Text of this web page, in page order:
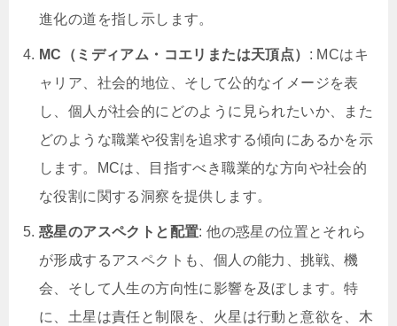
進化の道を指し示します。
MC（ミディアム・コエリまたは天頂点） : MCはキ
ャリア、社会的地位、そして公的なイメージを表
し、個人が社会的にどのように見られたいか、また
どのような職業や役割を追求する傾向にあるかを示
します。MCは、目指すべき職業的な方向や社会的
な役割に関する洞察を提供します。
惑星のアスペクトと配置: 他の惑星の位置とそれら
が形成するアスペクトも、個人の能力、挑戦、機
会、そして人生の方向性に影響を及ぼします。特
に、土星は責任と制限を、火星は行動と意欲を、木